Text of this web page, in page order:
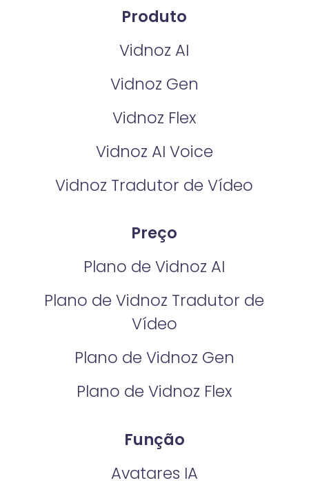
Produto
Vidnoz AI
Vidnoz Gen
Vidnoz Flex
Vidnoz AI Voice
Vidnoz Tradutor de Vídeo
Preço
Plano de Vidnoz AI
Plano de Vidnoz Tradutor de
Vídeo
Plano de Vidnoz Gen
Plano de Vidnoz Flex
Função
Avatares IA